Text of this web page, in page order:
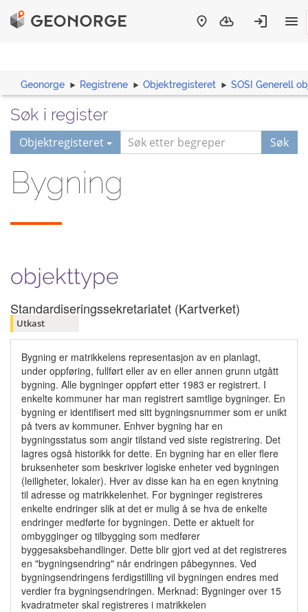
Geonorge Registrene Objektregisteret SOSI Generell
Søk i register
Objektregisteret Søk
Bygning
objekttype
Standardiseringssekretariatet (Kartverket)
Utkast
Bygning er matrikkelens representasjon av en planlagt,
under oppføring, fullført eller av en eller annen grunn utgått
bygning. Alle bygninger oppført etter 1983 er registrert. I
enkelte kommuner har man registrert samtlige bygninger. En
bygning er identifisert med sitt bygningsnummer som er unikt
på tvers av kommuner. Enhver bygning har en
bygningsstatus som angir tilstand ved siste registrering. Det
lagres også historikk for dette. En bygning har en eller flere
bruksenheter som beskriver logiske enheter ved bygningen
(leiligheter, lokaler). Hver av disse kan ha en egen knytning
til adresse og matrikkelenhet. For bygninger registreres
enkelte endringer slik at det er mulig å se hva de enkelte
endringer medførte for bygningen. Dette er aktuelt for
ombygginger og tilbygging som medfører
byggesaksbehandlinger. Dette blir gjort ved at det registreres
en "bygningsendring" når endringen påbegynnes. Ved
bygningsendringens ferdigstilling vil bygningen endres med
verdier fra bygningsendringen. Merknad: Bygninger over 15
kvadratmeter skal registreres i matrikkelen